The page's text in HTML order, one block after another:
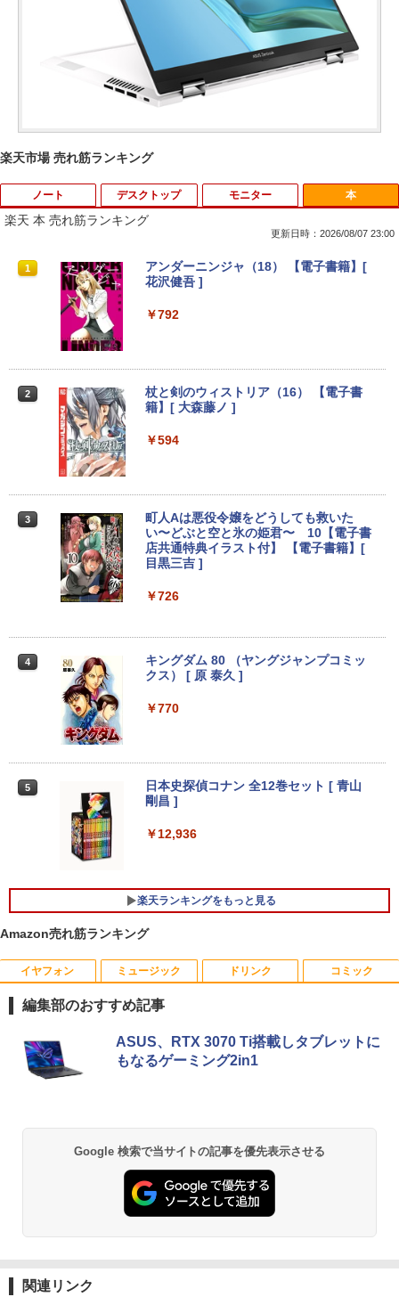
楽天市場 売れ筋ランキング
ノート
1
【期間限定 ポイントUP＆クーポン配
布】 Lenovo 500e Chromebook Gen 4
omeOS N100 メモリ4GB eMMC64GB 1
5 G6 G7 G8 第10世代 Core i3/i5選択可
￥24,980
フルHD対応WUXGA 12.1インチ Panaso
SD カメラ 無線 Office付 Win11【ノート
パソコン 中古パソコン 中古PC】（Wind
ows10も対応可能 Win10）
￥28,589
付き｜楽天1位 三冠獲得｜豪華特典付き
｜最大180日保証｜Core i5 第8世代｜中
き｜15.6型 テンキー付き｜ノートパソコ
ンWindows11 第8世代｜ノートパソコン
￥29,800
5
【新品】【楽天1位！】ノートパソコン
新品第13世代CPU搭載ノートPC Office
付きノートパソコン 初心者向け Window
s11 初期設定済 Webカメラ zoom 日本語
8GB SSD1TB(最大) 大容量バッテリービ
ジネス 大学生 プレゼント 学生向け
デスクトップ
1
【今だけ】全品ポイント10倍 お買い物マ
ラソン★8/4～8/11★中古パソコン デス
Core i5 9500T メモリ8GB 中古SSD 2.5
￥22,800
デスクトップパソコン デル DELL optipl
スクトップパソコン デスクトップ PC 中
古パソコン 1186aR 10249091
￥32,780
ws11 初心者向け 初期設定済 省スペース
高さ4.4cm 軽量 モニター取り付け可 イ
ンテルCeleron メモリ8GB 高速SSD 256
GB USB 3.0 HDMI 2画面同時出力可 無線
機能 テレワーク 在宅勤務 パソコン
【最新モデル】デスクトップパソコン 一
ndows11 & Office付き メモリ8GB SSD
256GB Wi-Fi対応 USB3.0 一体型PC テ
ペースPC
Acer｜エイサー 超小型 デスクトップパ
ソコン RB102-N18U(Windows 11 Pro/I
56GB) RB102-N18U
￥52,800
モニター
1
R090-DELL E2220H 21.5インチ 液晶モ
ニタ 1点 フルHD(1920x1080) DisplayP
【中古動作品】
中古モニター | 液晶ディスプレイ | I-O D
ドTFT 1920×1080(フルHD) | LEDバック
￥6,280
まで】 モニター 21.5型 液晶ディスプレ
nc 21.5インチ 角度調節 FullHD ブルー
ライトカット VAパネル VESAフル FHD
ノングレア MAXZEN JM22CH02
￥9,480
ター 100Hz 5ms 1920×1080 FHD VAパ
ネル ノングレア 非光沢 チルト調整 PCモ
【送料無料】【レビューでモニタークリ
ーナープレゼント】【メーカー1年保証】
バイルモニター 15.6インチ ポータブルモ
ニター モバイルディスプレイ 1920×108
0 フルHD IPSパネル 非光沢 HDR スピー
カー内蔵 保護カバー付き 軽量 薄型 Type
シンプラス SP-MBM156 【送料無料】
￥11,699
本
楽天 本 売れ筋ランキング
更新日時：2026/08/07 23:00
1
アンダーニンジャ（18） 【電子書籍】[
花沢健吾 ]
￥792
2
杖と剣のウィストリア（16） 【電子書
籍】[ 大森藤ノ ]
￥594
3
町人Aは悪役令嬢をどうしても救いた
い〜どぶと空と氷の姫君〜 10【電子書
店共通特典イラスト付】 【電子書籍】[
目黒三吉 ]
￥726
4
キングダム 80 （ヤングジャンプコミッ
クス） [ 原 泰久 ]
￥770
5
日本史探偵コナン 全12巻セット [ 青山
剛昌 ]
￥12,936
楽天ランキングをもっと見る
Amazon売れ筋ランキング
イヤフォン
Anker Soundcore P40i ブラック
￥7,990
Anker Soundcore P31i ブラック
￥5,990
ミュージック
BRUCE WAYNE feat. Flo Milli, ATL Jacob
[Explicit]
BRUCE WAYNE feat. Flo Milli, ATL Jacob
[Explicit]
￥250
ドリンク
【Amazon.co.jp限定】 い・ろ・は・す 2L P
ET ラベルレス ×8本
by Amazon 天然水 ラベルレス 500ml ×24本
富士山の天然水 バナジウム含有 水 ミネラル
ウォーター ペットボトル 静岡県産 500ミリリ
ットル (Smart Basic)
コミック
薬屋のひとりごと 17巻 (デジタル版ビッグガ
ンガンコミックス)
異世界居酒屋「のぶ」(22) (角川コミックス・
エース)
￥832
編集部のおすすめ記事
ASUS、RTX 3070 Ti搭載しタブレットに
もなるゲーミング2in1
Google 検索で当サイトの記事を優先表示させる
関連リンク